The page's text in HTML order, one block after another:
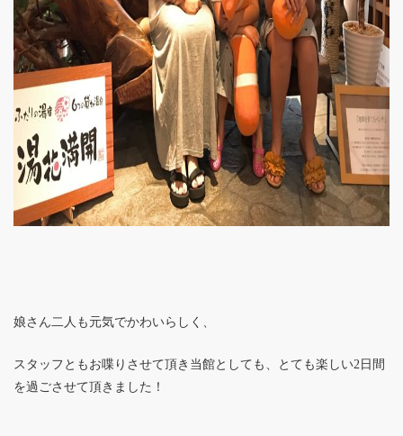
娘さん二人も元気でかわいらしく、
スタッフともお喋りさせて頂き当館としても、とても楽しい2日間
を過ごさせて頂きました！